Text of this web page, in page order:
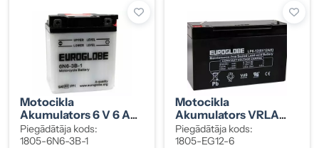
Motocikla
Akumulators 6 V 6 Ah
99×57-121 Mm -/+
Piegādātāja kods:
1805-6N6-3B-1
Motocikla
Akumulators VRLA
AGM 12 V 6,5 Ah
151×65×94 Mm
Piegādātāja kods:
1805-EG12-6